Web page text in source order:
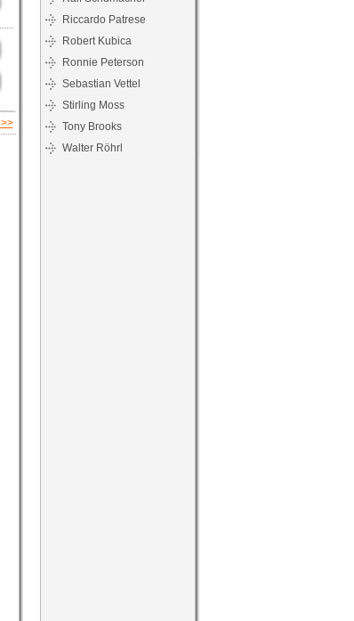
>>
Riccardo Patrese
Robert Kubica
Ronnie Peterson
Sebastian Vettel
Stirling Moss
Tony Brooks
Walter Röhrl